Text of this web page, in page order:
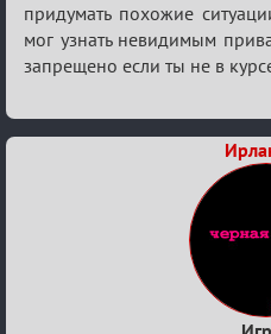
придумать похожие
мог узнать невидимым
запрещено если ты не в